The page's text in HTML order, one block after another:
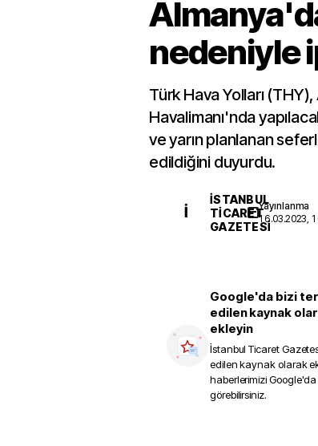
nedeniyle
Türk Hava Yolları
Havalimanı'nda
ve yarın planlanan
edildiğini duyurdu.
İ
İSTANBUL
TICARET
GAZETESI
Yayınlanma
16.03.2023,
Google'da bizi
edilen kaynak
ekleyin
İstanbul Ticaret
edilen kaynak olarak
haberlerimizi
görebilirsiniz.